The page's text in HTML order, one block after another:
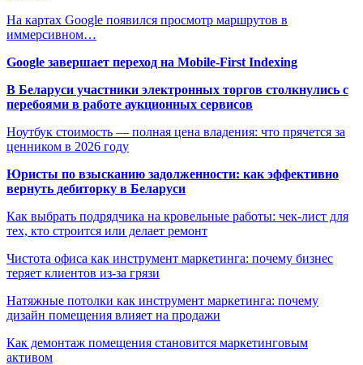
На картах Google появился просмотр маршрутов в
иммерсивном…
Google завершает переход на Mobile-First Indexing
В Беларуси участники электронных торгов столкнулись с
перебоями в работе аукционных сервисов
Ноутбук стоимость — полная цена владения: что прячется за
ценником в 2026 году
Юристы по взысканию задолженности: как эффективно
вернуть дебиторку в Беларуси
Как выбрать подрядчика на кровельные работы: чек-лист для
тех, кто строится или делает ремонт
Чистота офиса как инструмент маркетинга: почему бизнес
теряет клиентов из-за грязи
Натяжные потолки как инструмент маркетинга: почему
дизайн помещения влияет на продажи
Как демонтаж помещения становится маркетинговым
активом